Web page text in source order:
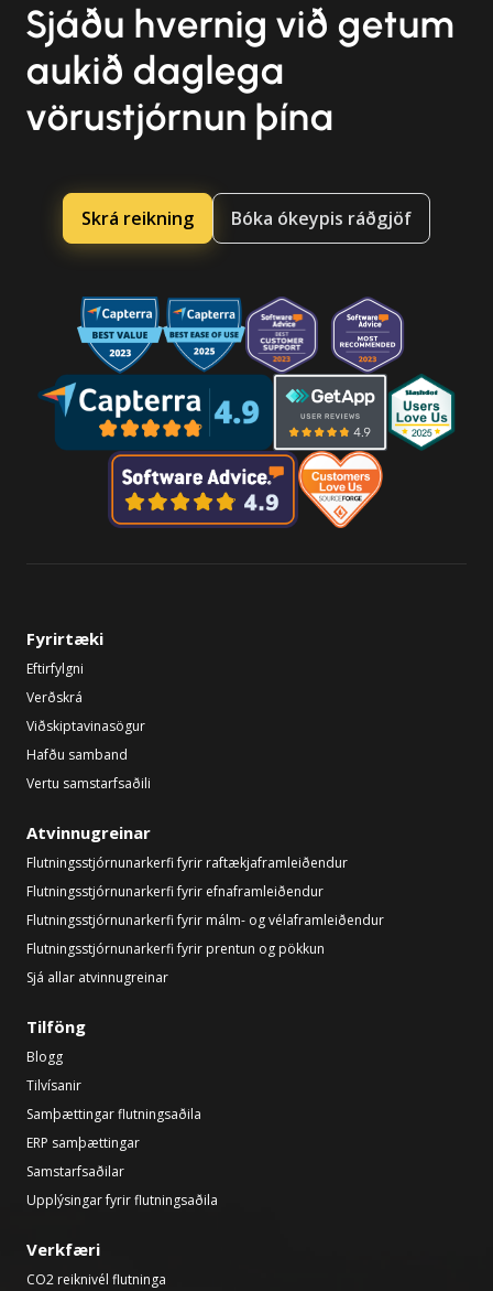
Sjáðu hvernig við getum
aukið daglega
vörustjórnun þína
Skrá reikning Bóka ókeypis ráðgjöf
Fyrirtæki
Eftirfylgni
Verðskrá
Viðskiptavinasögur
Hafðu samband
Vertu samstarfsaðili
Atvinnugreinar
Flutningsstjórnunarkerfi fyrir raftækjaframleiðendur
Flutningsstjórnunarkerfi fyrir efnaframleiðendur
Flutningsstjórnunarkerfi fyrir málm- og vélaframleiðendur
Flutningsstjórnunarkerfi fyrir prentun og pökkun
Sjá allar atvinnugreinar
Tilföng
Blogg
Tilvísanir
Samþættingar flutningsaðila
ERP samþættingar
Samstarfsaðilar
Upplýsingar fyrir flutningsaðila
Verkfæri
CO2 reiknivél flutninga